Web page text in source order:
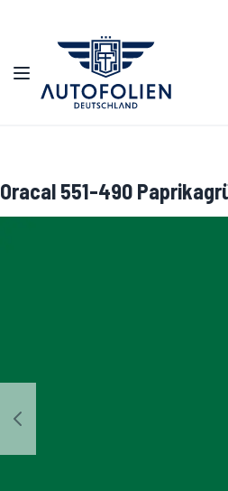
Navigation umschalten
Oracal 551-490